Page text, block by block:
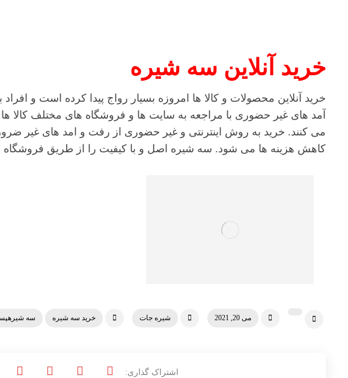
خرید آنلاین سه شیره
خرید آنلاین محصولات و کالا ها امروزه بسیار رواج پیدا کرده است و
آمد های غیر حضوری با مراجعه به سایت ها و فروشگاه های مختلف کالا
می کنند. خرید به روش اینترنتی و غیر حضوری از رفت و امد های غیر
کاهش هزینه ها می شود. سه شیره اصل و با کیفیت را از طریق فروشگاه
می 20, 2021 شیره جات خرید سه شیره سه